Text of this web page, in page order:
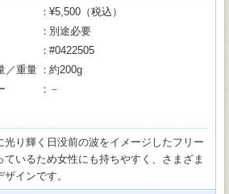
¥5,500（税込）
別途必要
#0422505
／重量
約200g
－
光り輝く日没前の波をイメージしたフリー
いるため女性にも持ちやすく、さまざま
インです。